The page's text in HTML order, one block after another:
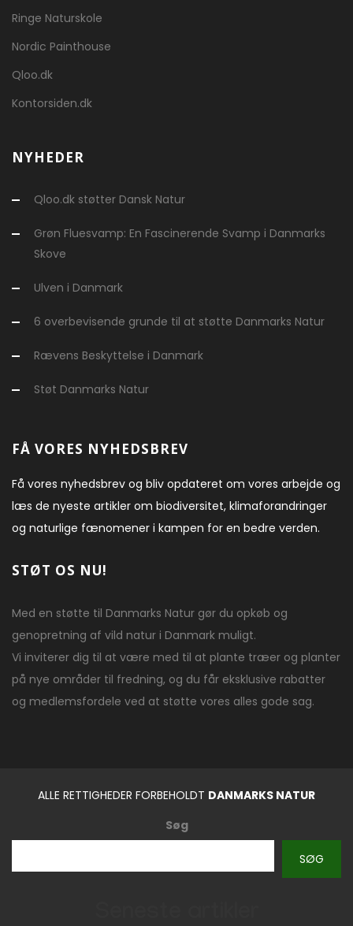
Ringe Naturskole
Nordic Painthouse
Qloo.dk
Kontorsiden.dk
NYHEDER
Qloo.dk støtter Dansk Natur
Grøn Fluesvamp: En Fascinerende Svamp i Danmarks
Skove
Ulven i Danmark
6 overbevisende grunde til at støtte Danmarks Natur
Rævens Beskyttelse i Danmark
Støt Danmarks Natur
FÅ VORES NYHEDSBREV
Få vores nyhedsbrev og bliv opdateret om vores arbejde og
læs de nyeste artikler om biodiversitet, klimaforandringer
og naturlige fænomener i kampen for en bedre verden.
STØT OS NU!
Med en støtte til Danmarks Natur gør du opkøb og
genopretning af vild natur i Danmark muligt.
Vi inviterer dig til at være med til at plante træer og planter
på nye områder til fredning, og du får eksklusive rabatter
og medlemsfordele ved at støtte vores alles gode sag.
ALLE RETTIGHEDER FORBEHOLDT DANMARKS NATUR
Søg
SØG